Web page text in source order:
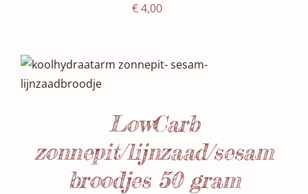
€4,00
Waardering
SELECTEER DATUM(S)
DETAILS
LowCarb
zonnepit/lijnzaad/sesam
broodjes 50 gram